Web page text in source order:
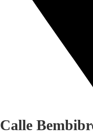
Calle